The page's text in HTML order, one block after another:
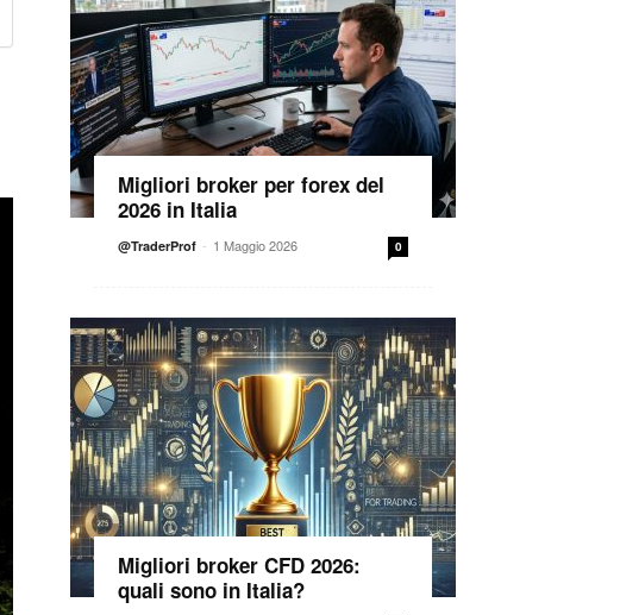
Migliori broker per forex del
2026 in Italia
@TraderProf - 1 Maggio 2026 0
Migliori broker CFD 2026:
quali sono in Italia?